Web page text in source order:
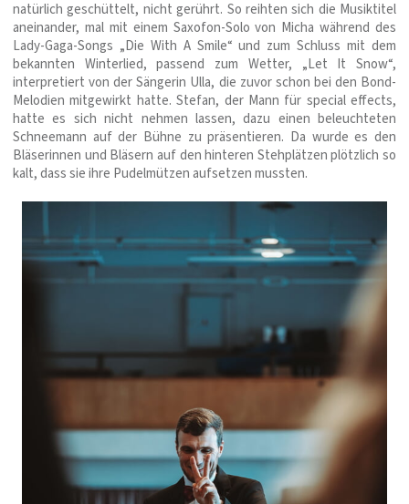
natürlich geschüttelt, nicht gerührt. So reihten sich die Musiktitel
aneinander, mal mit einem Saxofon-Solo von Micha während des
Lady-Gaga-Songs „Die With A Smile“ und zum Schluss mit dem
bekannten Winterlied, passend zum Wetter, „Let It Snow“,
interpretiert von der Sängerin Ulla, die zuvor schon bei den Bond-
Melodien mitgewirkt hatte. Stefan, der Mann für special effects,
hatte es sich nicht nehmen lassen, dazu einen beleuchteten
Schneemann auf der Bühne zu präsentieren. Da wurde es den
Bläserinnen und Bläsern auf den hinteren Stehplätzen plötzlich so
kalt, dass sie ihre Pudelmützen aufsetzen mussten.